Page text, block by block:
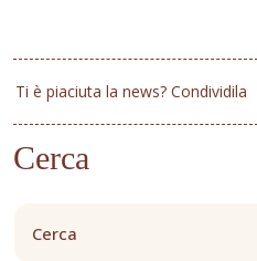
Ti è piaciuta la news? Condividila
Cerca